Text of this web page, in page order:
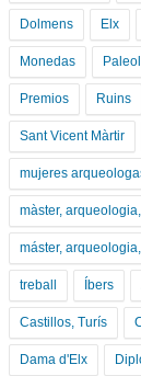
Dolmens Elx
Monedas
Premios Ruins
Sant Vicent Màrtir
mujeres
màster,
máster,
treball Íbers
Castillos, Turís
Dama d'Elx